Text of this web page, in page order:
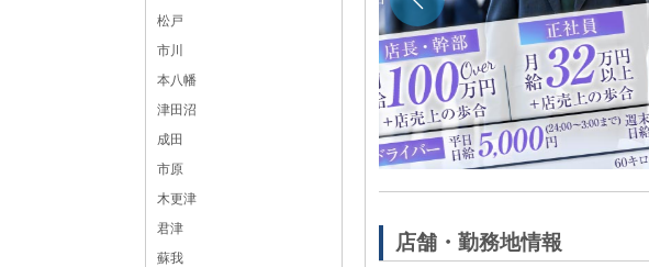
松戸
市川
本八幡
津田沼
成田
市原
木更津
君津
蘇我
店長・幹部候補,ホールスタッフ,送りドライバー,ホー
柏市旭町1丁目3-3 SKヴィラ2B1
各線「柏駅」西口より徒歩2分
黒服求人No：柏キャバクラ04344
店舗・勤務地情報